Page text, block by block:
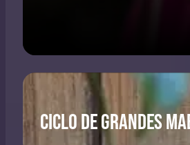
CICLO DE GRANDES